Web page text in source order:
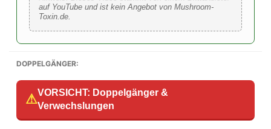
auf YouTube und ist kein Angebot von Mushroom-
Toxin.de.
DOPPELGÄNGER:
⚠VORSICHT: Doppelgänger &
Verwechslungen